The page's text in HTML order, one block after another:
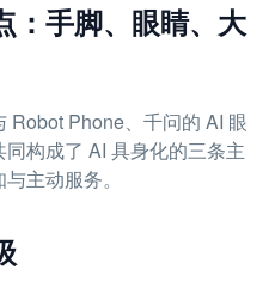
：手脚、眼睛、大
Robot Phone、千问的 AI 眼
构成了 AI 具身化的三条主
主动服务。